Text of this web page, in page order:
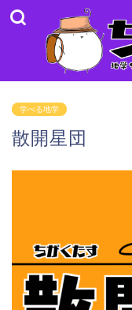
学べる地学
散開星団